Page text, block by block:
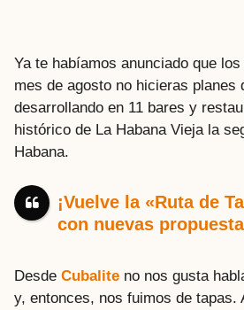
Ya te habíamos anunciado que
mes de agosto no hicieras planes
desarrollando en 11 bares y
histórico de La Habana Vieja la
Habana.
¡Vuelve la «Ruta de
con nuevas
Desde Cubalite no nos gusta
y, entonces, nos fuimos de tapas.